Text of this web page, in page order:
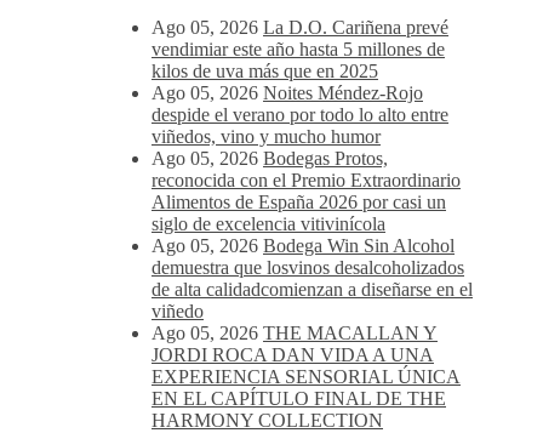
Ago 05, 2026 La D.O. Cariñena prevé
vendimiar este año hasta 5 millones de
kilos de uva más que en 2025
Ago 05, 2026 Noites Méndez-Rojo
despide el verano por todo lo alto entre
viñedos, vino y mucho humor
Ago 05, 2026 Bodegas Protos,
reconocida con el Premio Extraordinario
Alimentos de España 2026 por casi un
siglo de excelencia vitivinícola
Ago 05, 2026 Bodega Win Sin Alcohol
demuestra que losvinos desalcoholizados
de alta calidadcomienzan a diseñarse en el
viñedo
Ago 05, 2026 THE MACALLAN Y
JORDI ROCA DAN VIDA A UNA
EXPERIENCIA SENSORIAL ÚNICA
EN EL CAPÍTULO FINAL DE THE
HARMONY COLLECTION